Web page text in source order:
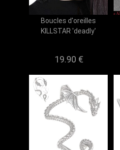
Boucles d'oreilles
KILLSTAR 'deadly'
19.90 €